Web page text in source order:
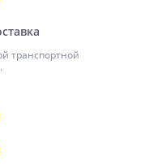
транспортной